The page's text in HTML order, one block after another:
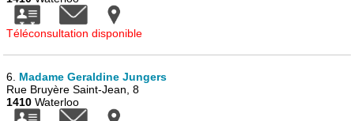
Téléconsultation disponible
6. Madame Geraldine Jungers
Rue Bruyère Saint-Jean, 8
1410 Waterloo